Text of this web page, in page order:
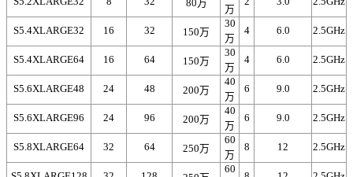
80万
万
S5.4XLARGE32 16 32 150万
30
万
4 6.0 2.5GHz
S5.4XLARGE64 16 64 150万
30
万
4 6.0 2.5GHz
S5.6XLARGE48 24 48 200万
40
万
6 9.0 2.5GHz
S5.6XLARGE96 24 96 200万
40
万
6 9.0 2.5GHz
S5.8XLARGE64 32 64 250万
60
万
8 12 2.5GHz
60